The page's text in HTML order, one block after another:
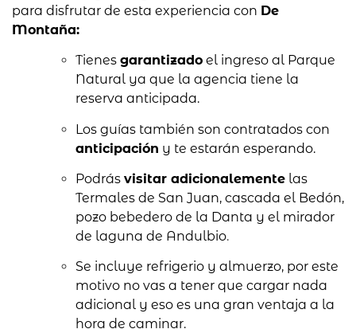
para disfrutar de esta experiencia con De
Montaña:
Tienes garantizado el ingreso al Parque
Natural ya que la agencia tiene la
reserva anticipada.
Los guías también son contratados con
anticipación y te estarán esperando.
Podrás visitar adicionalemente las
Termales de San Juan, cascada el Bedón,
pozo bebedero de la Danta y el mirador
de laguna de Andulbio.
Se incluye refrigerio y almuerzo, por este
motivo no vas a tener que cargar nada
adicional y eso es una gran ventaja a la
hora de caminar.